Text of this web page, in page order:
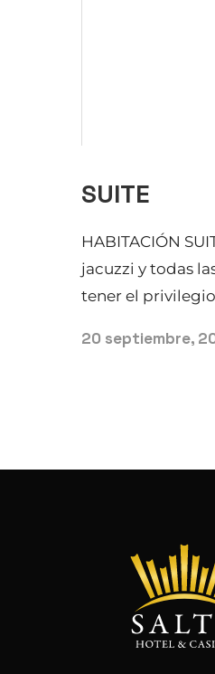
SUITE
HABITACIÓN
jacuzzi y todas
tener el
20 septiembre,